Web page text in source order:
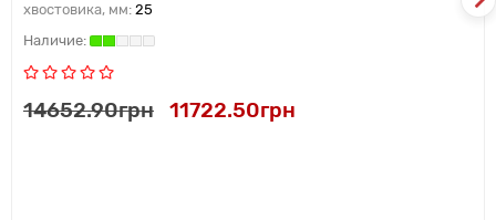
хвостовика, мм: 25
14652.90грн 11722.50грн